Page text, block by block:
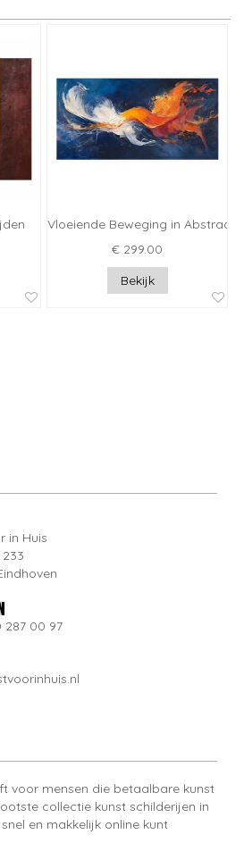
Vloeiende Beweging in Abstract
€ 299.00
Bekijk
in Huis
287 00 97
voor mensen die betaalbare kunst
collectie kunst schilderijen in
en makkelijk online kunt